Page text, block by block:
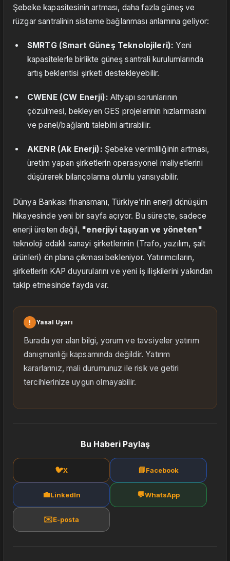
Şebeke kapasitesinin artması, daha fazla güneş ve
rüzgar santralinin sisteme bağlanması anlamına geliyor:
SMRTG (Smart Güneş Teknolojileri): Yeni
kapasitelerle birlikte güneş santrali kurulumlarında
artış beklentisi şirketi destekleyebilir.
CWENE (CW Enerji): Altyapı sorunlarının
çözülmesi, bekleyen GES projelerinin hızlanmasını
ve panel/bağlantı talebini artırabilir.
AKENR (Ak Enerji): Şebeke verimliliğinin artması,
üretim yapan şirketlerin operasyonel maliyetlerini
düşürerek bilançolarına olumlu yansıyabilir.
Dünya Bankası finansmanı, Türkiye’nin enerji dönüşüm
hikayesinde yeni bir sayfa açıyor. Bu süreçte, sadece
enerji üreten değil, "enerjiyi taşıyan ve yöneten"
teknoloji odaklı sanayi şirketlerinin (Trafo, yazılım, şalt
ürünleri) ön plana çıkması bekleniyor. Yatırımcıların,
şirketlerin KAP duyurularını ve yeni iş ilişkilerini yakından
takip etmesinde fayda var.
! Yasal Uyarı
Burada yer alan bilgi, yorum ve tavsiyeler yatırım
danışmanlığı kapsamında değildir. Yatırım
kararlarınız, mali durumunuz ile risk ve getiri
tercihlerinize uygun olmayabilir.
Bu Haberi Paylaş
🐦X 📘Facebook
💼LinkedIn 💬WhatsApp
✉️E-posta